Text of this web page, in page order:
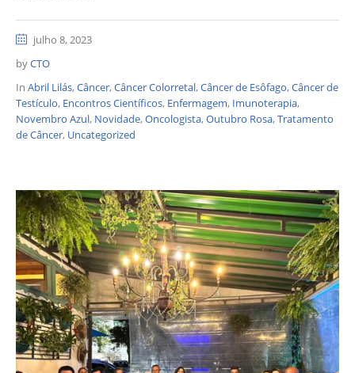
julho 8, 2023
byCTO
In Abril Lilás,Câncer,Câncer Colorretal,Câncer de Esôfago,Câncer de
Testículo, Encontros Científicos, Enfermagem, Imunoterapia,
Novembro Azul, Novidade,Oncologista,Outubro Rosa,Tratamento
de Câncer, Uncategorized